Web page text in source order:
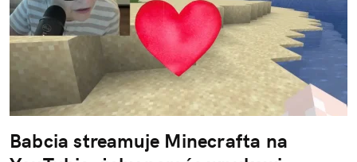
Babcia streamuje Minecrafta na